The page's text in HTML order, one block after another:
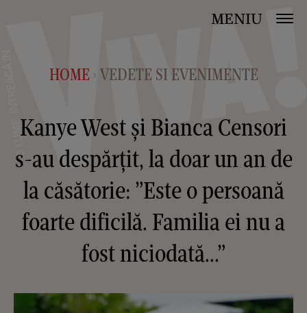
MENIU
HOME > VEDETE SI EVENIMENTE
Kanye West și Bianca Censori
s-au despărțit, la doar un an de
la căsătorie: ”Este o persoană
foarte dificilă. Familia ei nu a
fost niciodată...”